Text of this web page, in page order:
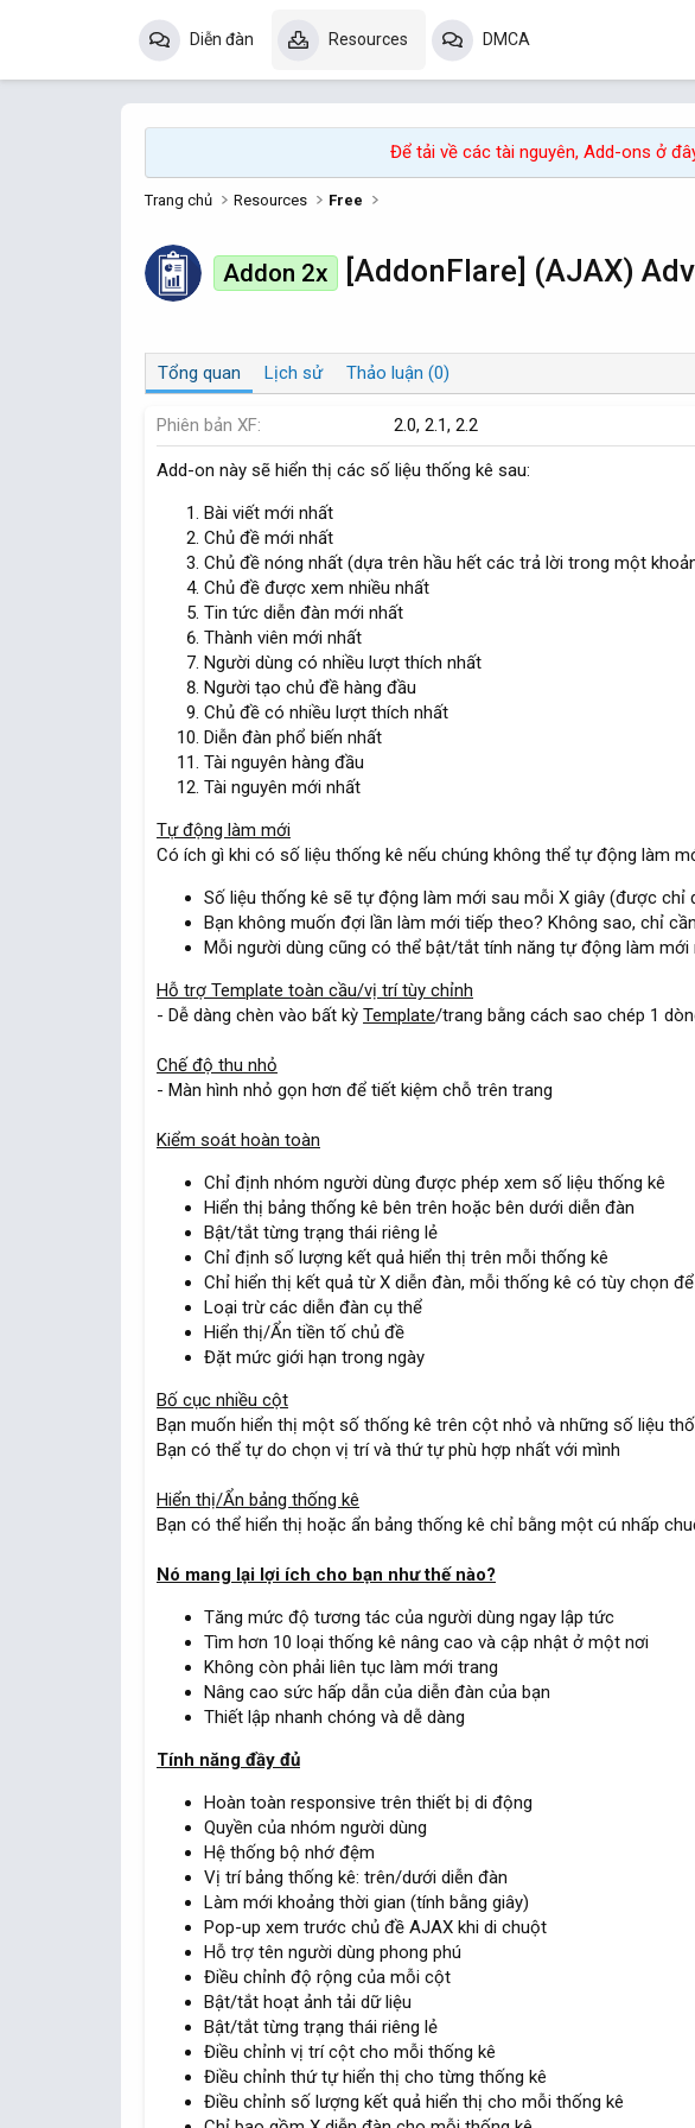
Diễn đàn Resources DMCA
Để tải về các tài nguyên, Add-ons ở
Trang chủ Resources Free
Addon 2x [AddonFlare] (AJAX)
Tổng quan Lịch sử Thảo luận (0)
Phiên bản XF 2.0 2.1 2.2
Add-on này sẽ hiển thị các số liệu thống kê sau:
Bài viết mới nhất
Chủ đề mới nhất
Chủ đề nóng nhất (dựa trên hầu hết các trả lời trong một
Chủ đề được xem nhiều nhất
Tin tức diễn đàn mới nhất
Thành viên mới nhất
Người dùng có nhiều lượt thích nhất
Người tạo chủ đề hàng đầu
Chủ đề có nhiều lượt thích nhất
Diễn đàn phổ biến nhất
Tài nguyên hàng đầu
Tài nguyên mới nhất
Tự động làm mới
Có ích gì khi có số liệu thống kê nếu chúng không thể tự động làm
Số liệu thống kê sẽ tự động làm mới sau mỗi X giây (được chỉ
Bạn không muốn đợi lần làm mới tiếp theo? Không sao, chỉ
Mỗi người dùng cũng có thể bật/tắt tính năng tự động làm mới
Hỗ trợ Template toàn cầu/vị trí tùy chỉnh
- Dễ dàng chèn vào bất kỳ Template/trang bằng cách sao chép 1
Chế độ thu nhỏ
- Màn hình nhỏ gọn hơn để tiết kiệm chỗ trên trang
Kiểm soát hoàn toàn
Chỉ định nhóm người dùng được phép xem số liệu thống kê
Hiển thị bảng thống kê bên trên hoặc bên dưới diễn đàn
Bật/tắt từng trạng thái riêng lẻ
Chỉ định số lượng kết quả hiển thị trên mỗi thống kê
Chỉ hiển thị kết quả từ X diễn đàn, mỗi thống kê có tùy chọn
Loại trừ các diễn đàn cụ thể
Hiển thị/Ẩn tiền tố chủ đề
Đặt mức giới hạn trong ngày
Bố cục nhiều cột
Bạn muốn hiển thị một số thống kê trên cột nhỏ và những số liệu
Bạn có thể tự do chọn vị trí và thứ tự phù hợp nhất với mình
Hiển thị/Ẩn bảng thống kê
Bạn có thể hiển thị hoặc ẩn bảng thống kê chỉ bằng một cú nhấp
Nó mang lại lợi ích cho bạn như thế nào?
Tăng mức độ tương tác của người dùng ngay lập tức
Tìm hơn 10 loại thống kê nâng cao và cập nhật ở một nơi
Không còn phải liên tục làm mới trang
Nâng cao sức hấp dẫn của diễn đàn của bạn
Thiết lập nhanh chóng và dễ dàng
Tính năng đầy đủ
Hoàn toàn responsive trên thiết bị di động
Quyền của nhóm người dùng
Hệ thống bộ nhớ đệm
Vị trí bảng thống kê: trên/dưới diễn đàn
Làm mới khoảng thời gian (tính bằng giây)
Pop-up xem trước chủ đề AJAX khi di chuột
Hỗ trợ tên người dùng phong phú
Điều chỉnh độ rộng của mỗi cột
Bật/tắt hoạt ảnh tải dữ liệu
Bật/tắt từng trạng thái riêng lẻ
Điều chỉnh vị trí cột cho mỗi thống kê
Điều chỉnh thứ tự hiển thị cho từng thống kê
Điều chỉnh số lượng kết quả hiển thị cho mỗi thống kê